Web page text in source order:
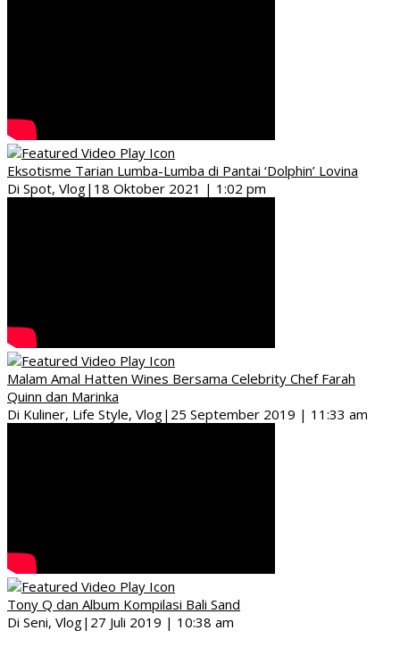
Eksotisme Tarian Lumba-Lumba di Pantai ‘Dolphin’ Lovina
Di Spot, Vlog| 18 Oktober 2021 | 1:02 pm
Malam Amal Hatten Wines Bersama Celebrity Chef Farah
Quinn dan Marinka
Di Kuliner, Life Style, Vlog| 25 September 2019 | 11:33 am
Tony Q dan Album Kompilasi Bali Sand
Di Seni, Vlog| 27 Juli 2019 | 10:38 am